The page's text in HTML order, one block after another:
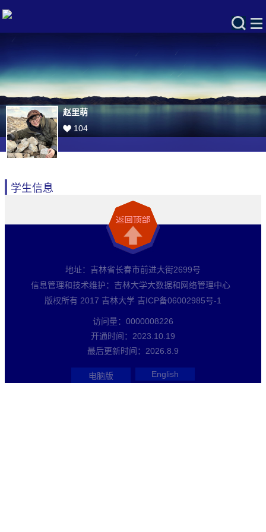
赵里萌
104
学生信息
地址：吉林省长春市前进大街2699号
信息管理和技术维护：吉林大学大数据和网络管理中心
版权所有 2017 吉林大学 吉ICP备06002985号-1
访问量： 0000008226
开通时间： 2023 10 19
最后更新时间： 2026 8 9
电脑版 English